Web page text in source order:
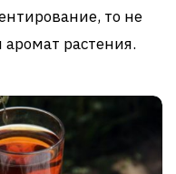
то не
аромат растения.